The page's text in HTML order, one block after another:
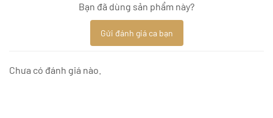
Bạn đã dùng sản phẩm này?
Gửi đánh giá ca bạn
Chưa có đánh giá nào.